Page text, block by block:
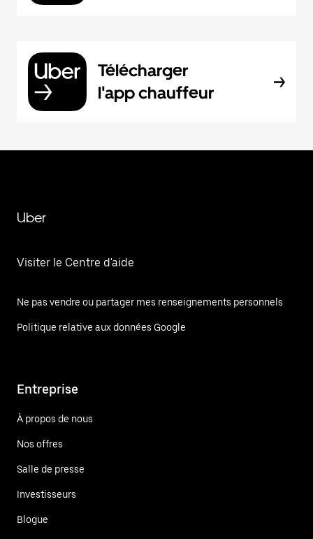
Télécharger
l'app chauffeur
Uber
Visiter le Centre d'aide
Ne pas vendre ou partager mes renseignements personnels
Politique relative aux données Google
Entreprise
À propos de nous
Nos offres
Salle de presse
Investisseurs
Blogue